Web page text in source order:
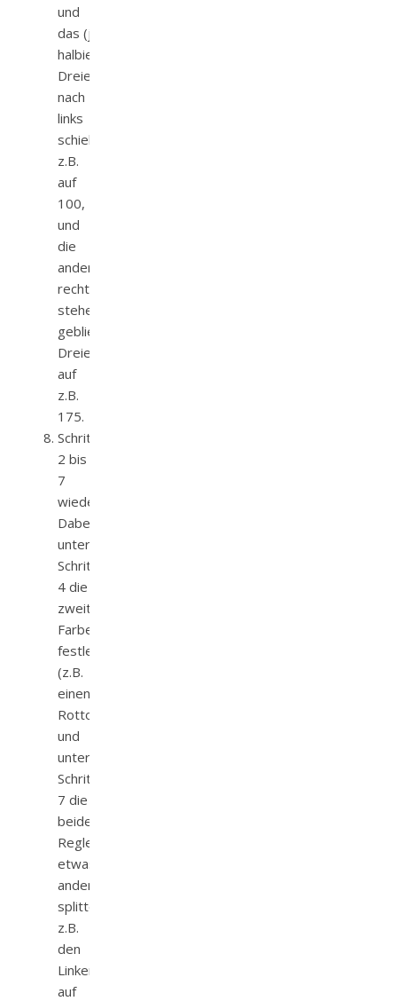
und
das (jetzt
halbierte=gesplittete)
Dreieck
nach
links
schieben,
z.B.
auf
100,
und
die
andere
rechts
stehen
gebliebene
Dreieckshälfte
auf
z.B.
175.
Schritte
2 bis
7
wiederholen.
Dabei
unter
Schritt
4 die
zweite
Farbe
festlegen
(z.B.
einen
Rotton)
und
unter
Schritt
7 die
beiden
Regler
etwas
anders
splitten:
z.B.
den
Linken
auf